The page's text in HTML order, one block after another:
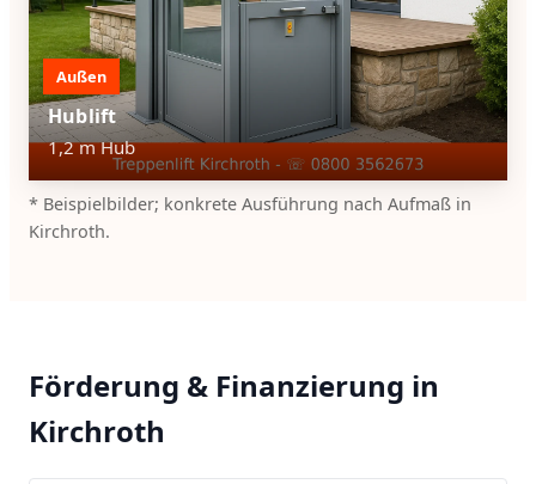
Außen
Hublift
1,2 m Hub
* Beispielbilder; konkrete Ausführung nach Aufmaß in
Kirchroth.
Förderung & Finanzierung in
Kirchroth